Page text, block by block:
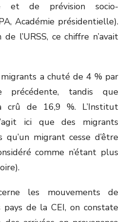
et de prévision socio-
Académie présidentielle).
l’URSS, ce chiffre n’avait
a chuté de 4 % par
précédente, tandis que
crû de 16,9 %. L’Institut
ici que des migrants
qu’un migrant cesse d’être
comme n’étant plus
les mouvements de
de la CEI, on constate